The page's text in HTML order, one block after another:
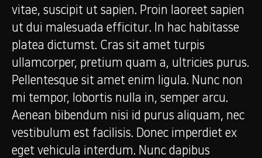
vitae, suscipit ut sapien. Proin laoreet sapien
ut dui malesuada efficitur. In hac habitasse
platea dictumst. Cras sit amet turpis
ullamcorper, pretium quam a, ultricies purus.
Pellentesque sit amet enim ligula. Nunc non
mi tempor, lobortis nulla in, semper arcu.
Aenean bibendum nisi id purus aliquam, nec
vestibulum est facilisis. Donec imperdiet ex
eget vehicula interdum. Nunc dapibus